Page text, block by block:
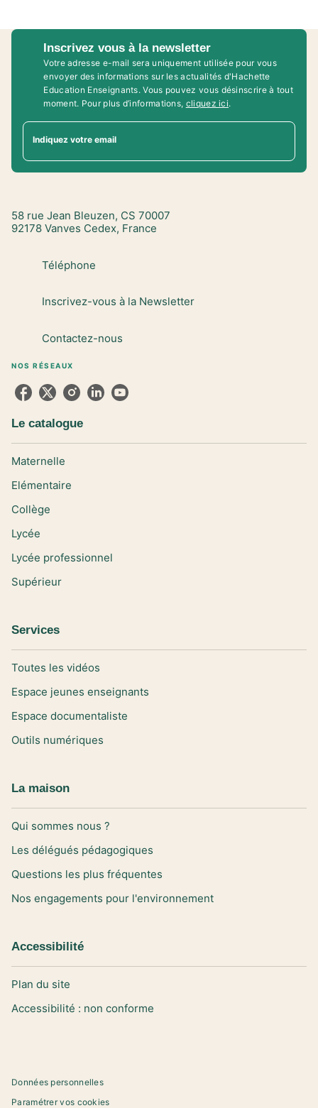
Inscrivez vous à la newsletter
Votre adresse e-mail sera uniquement utilisée pour vous
envoyer des informations sur les actualités d'Hachette
Education Enseignants. Vous pouvez vous désinscrire à tout
moment. Pour plus d’informations, cliquez ici.
Indiquez votre email
58 rue Jean Bleuzen, CS 70007
92178 Vanves Cedex, France
Téléphone
Inscrivez-vous à la Newsletter
Contactez-nous
NOS RÉSEAUX
Le catalogue
Maternelle
Elémentaire
Collège
Lycée
Lycée professionnel
Supérieur
Services
Toutes les vidéos
Espace jeunes enseignants
Espace documentaliste
Outils numériques
La maison
Qui sommes nous ?
Les délégués pédagogiques
Questions les plus fréquentes
Nos engagements pour l'environnement
Accessibilité
Plan du site
Accessibilité : non conforme
Données personnelles
Paramétrer vos cookies